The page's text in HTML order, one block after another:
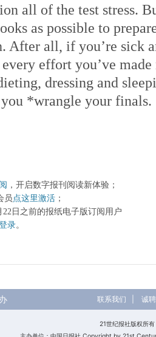
all of the test stress.
as possible to
After all, if you’re sick
effort you’ve
dressing and
you *wrangle your finals.
，开启数字报刊阅读新体验；
员点这里激活 ；
22日之前的报纸电子版订阅用户
录。
联系我们 诚
21世纪报社版权所